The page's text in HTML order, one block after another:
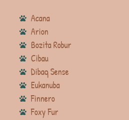
Acana
Arion
Bozita Robur
Cibau
Dibaq Sense
Eukanuba
Finnero
Foxy Fur